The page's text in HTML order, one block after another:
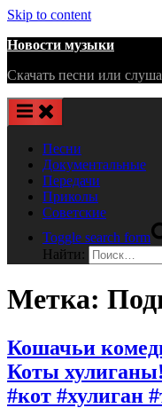
Skip to content
Новости музыки
Скачать песни или
Песни
Документальные
Передачи
Приколы
Советские
Toggle search form
Найти:
Метка:
Кошачьи
Коты
#кот #хулиган